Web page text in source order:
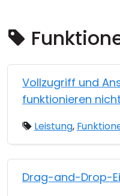
Vollzugriff und
funktionieren
Leistung,
Drag-and-Drop-